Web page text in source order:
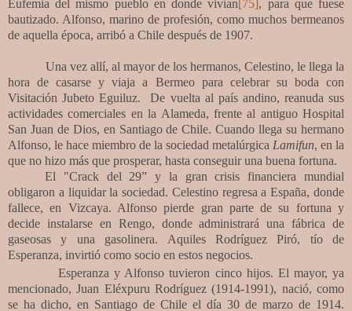
Eufemia del mismo pueblo en donde vivían[75], para que fuese
bautizado. Alfonso, marino de profesión, como muchos bermeanos
de aquella época, arribó a Chile después de 1907.
Una vez allí, al mayor de los hermanos, Celestino, le llega la
hora de casarse y viaja a Bermeo para celebrar su boda con
Visitación Jubeto Eguiluz. De vuelta al país andino, reanuda sus
actividades comerciales en la Alameda, frente al antiguo Hospital
San Juan de Dios, en Santiago de Chile. Cuando llega su hermano
Alfonso, le hace miembro de la sociedad metalúrgica Lamifun, en la
que no hizo más que prosperar, hasta conseguir una buena fortuna.
El "Crack del 29” y la gran crisis financiera mundial
obligaron a liquidar la sociedad. Celestino regresa a España, donde
fallece, en Vizcaya. Alfonso pierde gran parte de su fortuna y
decide instalarse en Rengo, donde administrará una fábrica de
gaseosas y una gasolinera. Aquiles Rodríguez Piró, tío de
Esperanza, invirtió como socio en estos negocios.
Esperanza y Alfonso tuvieron cinco hijos. El mayor, ya
mencionado, Juan Eléxpuru Rodríguez (1914-1991), nació, como
se ha dicho, en Santiago de Chile el día 30 de marzo de 1914.